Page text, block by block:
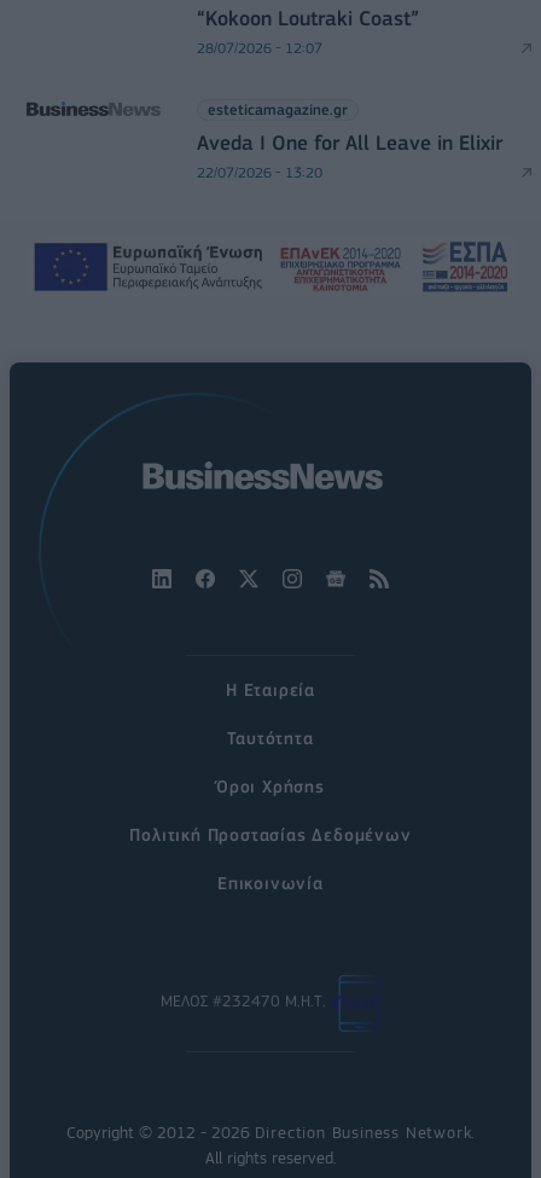
“Kokoon Loutraki Coast”
28/07/2026 - 12:07
esteticamagazine.gr
Aveda I One for All Leave in Elixir
22/07/2026 - 13:20
Η Εταιρεία
Ταυτότητα
Όροι Χρήσης
Πολιτική Προστασίας Δεδομένων
Επικοινωνία
ΜΕΛΟΣ #232470 Μ.Η.Τ.
Copyright © 2012 - 2026 Direction Business Network
All rights reserved.